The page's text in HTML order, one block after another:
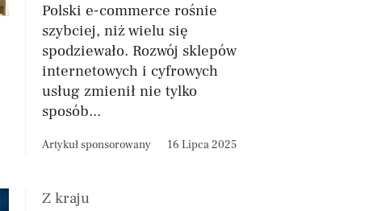
Polski e-commerce rośnie
szybciej, niż wielu się
spodziewało. Rozwój sklepów
internetowych i cyfrowych
usług zmienił nie tylko
sposób...
Artykuł sponsorowany 16 Lipca 2025
Z kraju